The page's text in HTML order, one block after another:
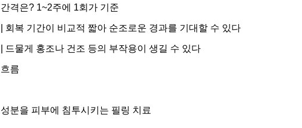
격은? 1~2주에 1회가 기준
회복 기간이 비교적 짧아 순조로운 경과를 기대할 수 있다
드물게 홍조나 건조 등의 부작용이 생길 수 있다
름
분을 피부에 침투시키는 필링 치료